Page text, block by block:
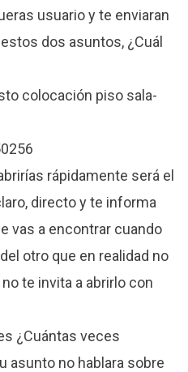
usuario y te enviaran
dos asuntos, ¿Cuál
colocación piso sala-
rápidamente será el
directo y te informa
vas a encontrar cuando
otro que en realidad no
te invita a abrirlo con
¿Cuántas veces
asunto no hablara sobre